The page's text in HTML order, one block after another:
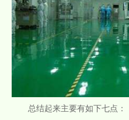
总结起来主要有如下七点：